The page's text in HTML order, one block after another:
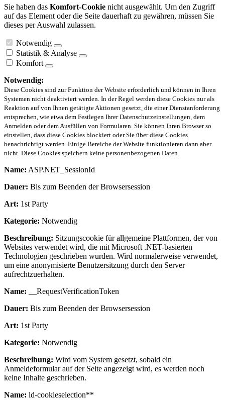
Sie haben das Komfort-Cookie nicht ausgewählt. Um den Zugriff
auf das Element oder die Seite dauerhaft zu gewähren, müssen Sie
dieses per Auswahl zulassen.
Notwendig
Statistik & Analyse
Komfort
Notwendig:
Diese Cookies sind zur Funktion der Website erforderlich und können in Ihren
Systemen nicht deaktiviert werden. In der Regel werden diese Cookies nur als
Reaktion auf von Ihnen getätigte Aktionen gesetzt, die einer Dienstanforderung
entsprechen, wie etwa dem Festlegen Ihrer Datenschutzeinstellungen, dem
Anmelden oder dem Ausfüllen von Formularen. Sie können Ihren Browser so
einstellen, dass diese Cookies blockiert oder Sie über diese Cookies
benachrichtigt werden. Einige Bereiche der Website funktionieren dann aber
nicht. Diese Cookies speichern keine personenbezogenen Daten.
Name: ASP.NET_SessionId
Dauer: Bis zum Beenden der Browsersession
Art: 1st Party
Kategorie: Notwendig
Beschreibung: Sitzungscookie für allgemeine Plattformen, der von
Websites verwendet wird, die mit Microsoft .NET-basierten
Technologien geschrieben wurden. Wird normalerweise verwendet,
um eine anonymisierte Benutzersitzung durch den Server
aufrechtzuerhalten.
Name: __RequestVerificationToken
Dauer: Bis zum Beenden der Browsersession
Art: 1st Party
Kategorie: Notwendig
Beschreibung: Wird vom System gesetzt, sobald ein
Anmeldeformular auf der Seite angezeigt wird, es werden noch
keine Inhalte geschrieben.
Name: ld-cookieselection**